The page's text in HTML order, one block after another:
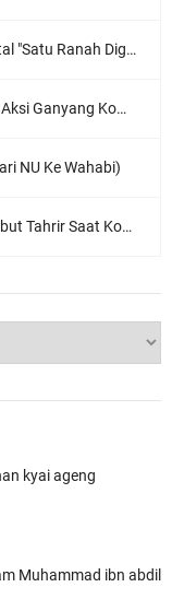
Diluncurkan dalam Waktu Dekat!
Ada Narasi Halal Sembelih Orang
NU Ke Wahabi)
Saat Konferensi Pers
kyai ageng
Muhammad ibn abdil